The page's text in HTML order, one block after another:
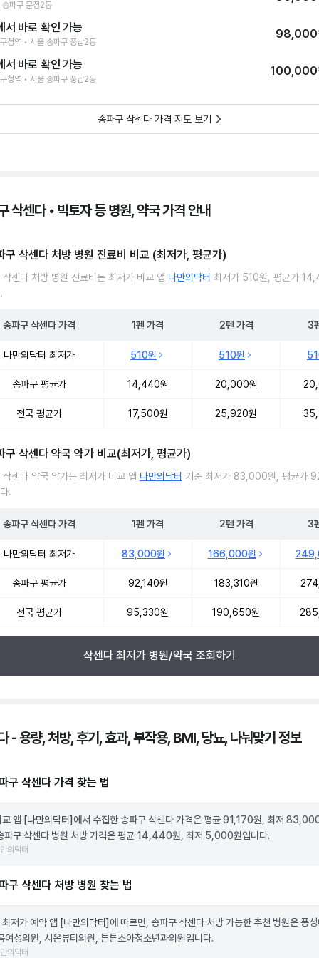
송파구 문정2동
서 바로 확인 가능
청역 • 서울 송파구 풍납2동
98,000
서 바로 확인 가능
청역 • 서울 송파구 풍납2동
100,000
송파구 삭센다 가격 지도 보기
삭센다 • 빅토자 등 병원, 약국 가격 안내
구 삭센다 처방 병원 진료비 비교 (최저가, 평균가)
삭센다 처방 병원 진료비는 최저가 비교 앱 나만의닥터 최저가 510원, 평균가
송파구 삭센다가격 1펜 가격 2펜 가격 3
나만의닥터 최저가 510원 510원
송파구 평균가 14,440원 20,000원
전국 평균가 17,500원 25,920원
구 삭센다 약국 약가 비교(최저가, 평균가)
삭센다 약국 약가는 최저가 비교 앱 나만의닥터 기준 최저가 83,000원, 평균가
.
송파구 삭센다가격 1펜 가격 2펜 가격 3
나만의닥터 최저가 83,000원 166,000원
송파구 평균가 92,140원 183,310원
전국 평균가 95,330원 190,650원
삭센다 최저가 병원/약국 조회하기
- 용량, 처방, 후기, 효과, 부작용, BMI, 당뇨, 나눠맞기 정보
구 삭센다 가격 찾는 법
앱 [나만의닥터] 에서 수집한 송파구 삭센다 가격은 평균 91,170원, 최저
파구 삭센다 병원 처방 가격은 평균 14,440원, 최저 5,000원입니다.
의닥터
구 삭센다 처방 병원 찾는 법
최저가 예약 앱 [나만의닥터] 에 따르면, 송파구 삭센다 처방 가능한 추천 병원은 풍성
여성의원, 시온뷰티의원, 튼튼소아청소년과의원입니다.
의닥터